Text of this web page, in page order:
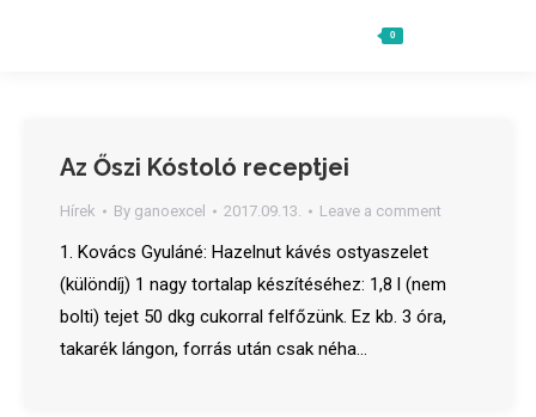
0
Az Őszi Kóstoló receptjei
Hírek By ganoexcel 2017.09.13. Leave a comment
1. Kovács Gyuláné: Hazelnut kávés ostyaszelet
(különdíj) 1 nagy tortalap készítéséhez: 1,8 l (nem
bolti) tejet 50 dkg cukorral felfőzünk. Ez kb. 3 óra,
takarék lángon, forrás után csak néha…